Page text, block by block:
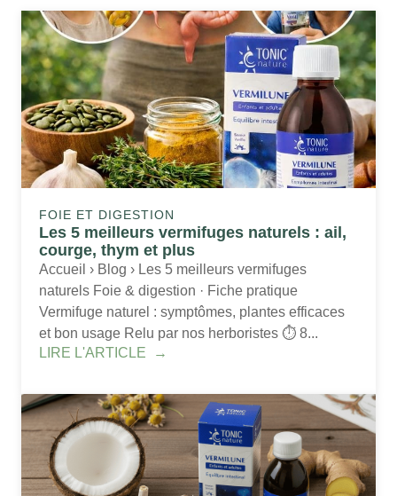
FOIE ET DIGESTION
Les 5 meilleurs vermifuges naturels : ail,
courge, thym et plus
Accueil › Blog › Les 5 meilleurs vermifuges
naturels Foie & digestion · Fiche pratique
Vermifuge naturel : symptômes, plantes efficaces
et bon usage Relu par nos herboristes ⏱️ 8...
LIRE L'ARTICLE